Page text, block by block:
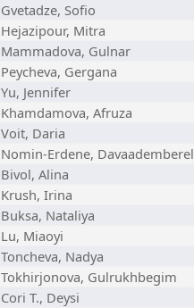
Gvetadze, Sofio
Hejazipour, Mitra
Mammadova, Gulnar
Peycheva, Gergana
Yu, Jennifer
Khamdamova, Afruza
Voit, Daria
Nomin-Erdene, Davaademberel
Bivol, Alina
Krush, Irina
Buksa, Nataliya
Lu, Miaoyi
Toncheva, Nadya
Tokhirjonova, Gulrukhbegim
Cori T., Deysi